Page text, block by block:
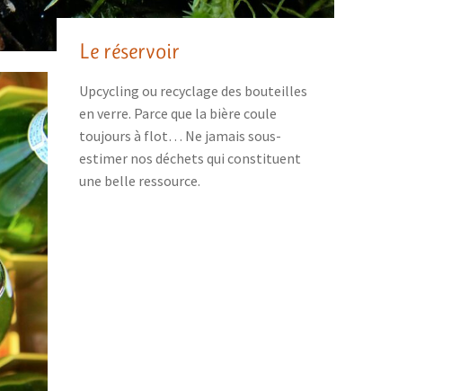
Le réservoir
Upcycling ou recyclage des bouteilles
en verre. Parce que la bière coule
toujours à flot… Ne jamais sous-
estimer nos déchets qui constituent
une belle ressource.